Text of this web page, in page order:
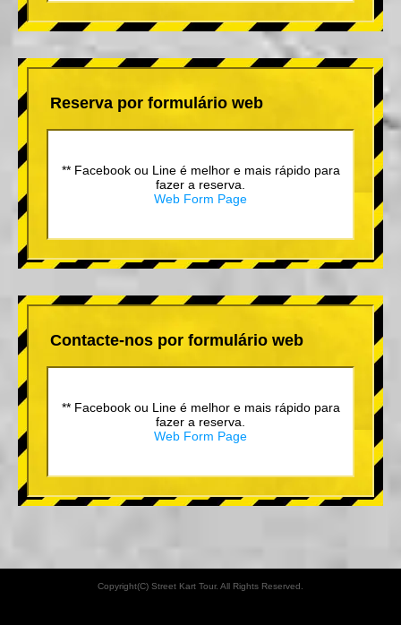
Reserva por formulário web
** Facebook ou Line é melhor e mais rápido para
fazer a reserva.
Web Form Page
Contacte-nos por formulário web
** Facebook ou Line é melhor e mais rápido para
fazer a reserva.
Web Form Page
Copyright(C) Street Kart Tour. All Rights Reserved.